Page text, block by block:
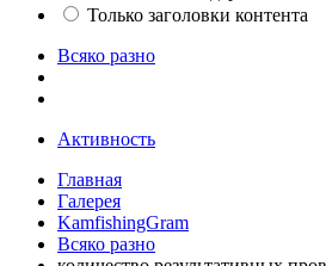
Только заголовки контента
Всяко разно
Активность
Главная
Галерея
KamfishingGram
Всяко разно